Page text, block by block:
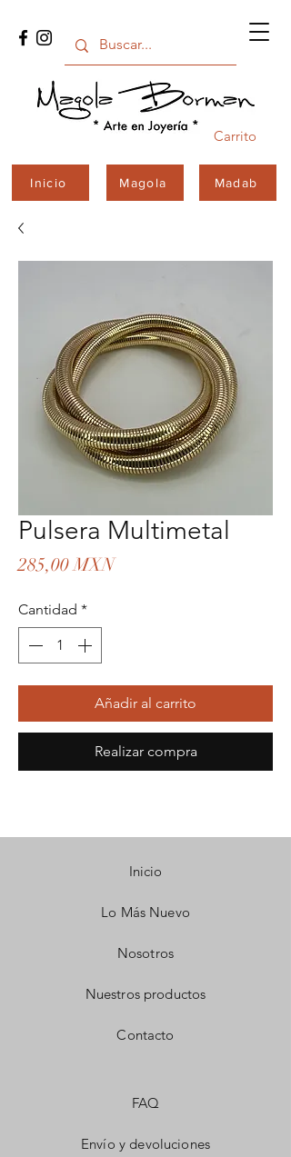
Carrito
Inicio Magola Madab
Pulsera Multimetal
285,00 MXNPrecio
Cantidad *
Añadir al carrito
Realizar compra
Inicio
Lo Más Nuevo
Nosotros
Nuestros productos
Contacto
FAQ
Envío y devoluciones